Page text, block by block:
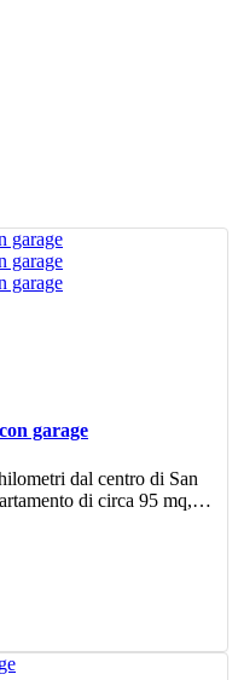
garage
dal centro di San
di circa 95 mq,